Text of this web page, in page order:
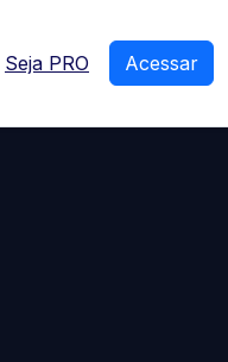
Seja PRO Acessar